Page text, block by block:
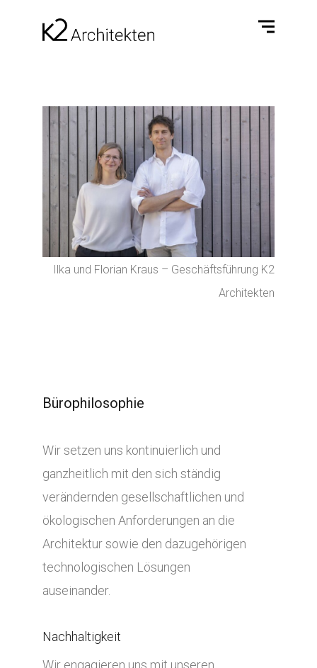
Ilka und Florian Kraus – Geschäftsführung K2
Architekten
Bürophilosophie
Wir setzen uns kontinuierlich und
ganzheitlich mit den sich ständig
verändernden gesellschaftlichen und
ökologischen Anforderungen an die
Architektur sowie den dazugehörigen
technologischen Lösungen
auseinander.
Nachhaltigkeit